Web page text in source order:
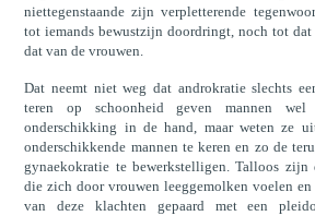
niettegenstaande zijn verpletterende
tot iemands bewustzijn doordringt, noch tot
dat van de vrouwen.
Dat neemt niet weg dat androkratie slechts
teren op schoonheid geven mannen
onderschikking in de hand, maar weten ze
onderschikkende mannen te keren en zo de
gynaekokratie te bewerkstelligen. Talloos zijn
die zich door vrouwen leeggemolken voelen
van deze klachten gepaard met een